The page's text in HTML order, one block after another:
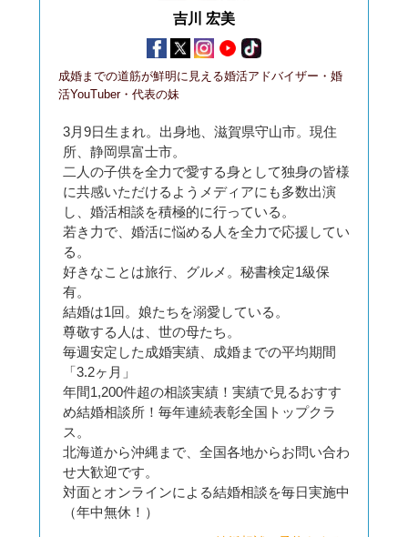
吉川 宏美
成婚までの道筋が鮮明に見える婚活アドバイザー・婚
活YouTuber・代表の妹
3月9日生まれ。出身地、滋賀県守山市。現住
所、静岡県富士市。
二人の子供を全力で愛する身として独身の皆様
に共感いただけるようメディアにも多数出演
し、婚活相談を積極的に行っている。
若き力で、婚活に悩める人を全力で応援してい
る。
好きなことは旅行、グルメ。秘書検定1級保
有。
結婚は1回。娘たちを溺愛している。
尊敬する人は、世の母たち。
毎週安定した成婚実績、成婚までの平均期間
「3.2ヶ月」
年間1,200件超の相談実績！実績で見るおすす
め結婚相談所！毎年連続表彰全国トップクラ
ス。
北海道から沖縄まで、全国各地からお問い合わ
せ大歓迎です。
対面とオンラインによる結婚相談を毎日実施中
（年中無休！）